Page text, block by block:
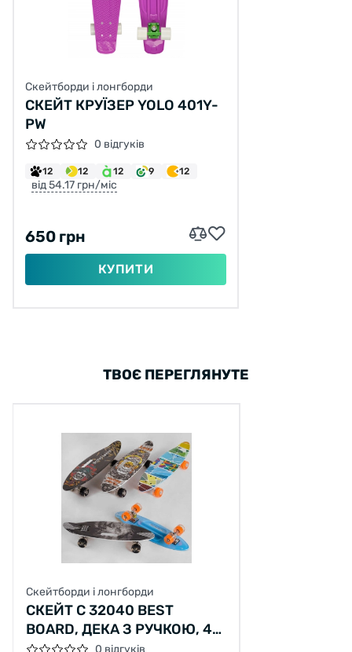
Скейтборди і лонгборди
СКЕЙТ КРУЇЗЕР YOLO 401Y-
PW
0 відгуків
12 12 12 9 12
від 54.17 грн/міс
650 грн
КУПИТИ
ТВОЄ ПЕРЕГЛЯНУТЕ
Скейтборди і лонгборди
СКЕЙТ С 32040 BEST
BOARD, ДЕКА З РУЧКОЮ, 4
ВИДИ, ДОШКА = 60СМ,